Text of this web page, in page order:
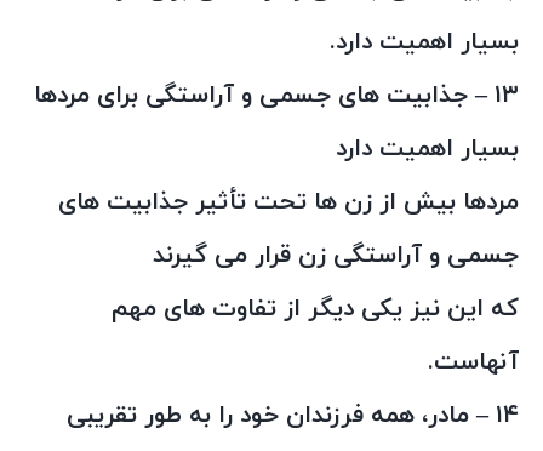
بسیار اهمیت دارد.
۱۳ – جذابیت های جسمی و آراستگی برای مردها
بسیار اهمیت دارد
مردها بیش از زن ها تحت تأثیر جذابیت های
جسمی و آراستگی زن قرار می گیرند
که این نیز یکی دیگر از تفاوت های مهم
آنهاست.
۱۴ – مادر، همه فرزندان خود را به طور تقریبی